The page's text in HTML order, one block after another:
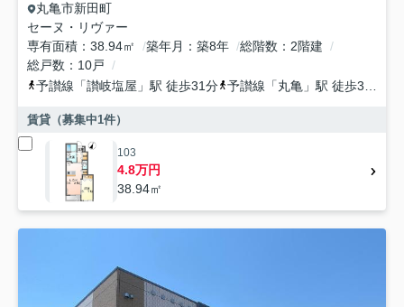
丸亀市新田町
セーヌ・リヴァー
専有面積
38.94㎡ 築年月 築8年 総階数
2階建
総戸数
10戸
予讃線 「讃岐塩屋 」駅 徒歩31分 予讃線 「丸亀 」駅 徒歩32分
賃貸（募集中1件）
103
4.8万円
38.94㎡